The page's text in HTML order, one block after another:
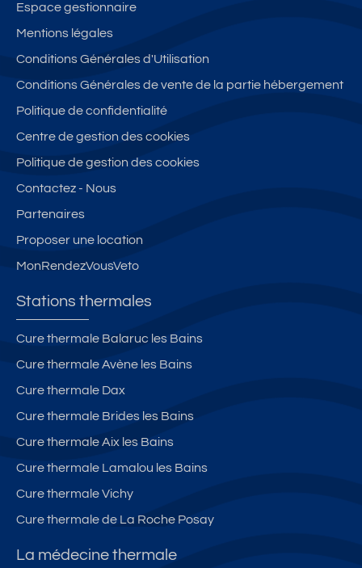
Espace gestionnaire
Mentions légales
Conditions Générales d'Utilisation
Conditions Générales de vente de la partie hébergement
Politique de confidentialité
Centre de gestion des cookies
Politique de gestion des cookies
Contactez - Nous
Partenaires
Proposer une location
MonRendezVousVeto
Stations thermales
Cure thermale Balaruc les Bains
Cure thermale Avène les Bains
Cure thermale Dax
Cure thermale Brides les Bains
Cure thermale Aix les Bains
Cure thermale Lamalou les Bains
Cure thermale Vichy
Cure thermale de La Roche Posay
La médecine thermale